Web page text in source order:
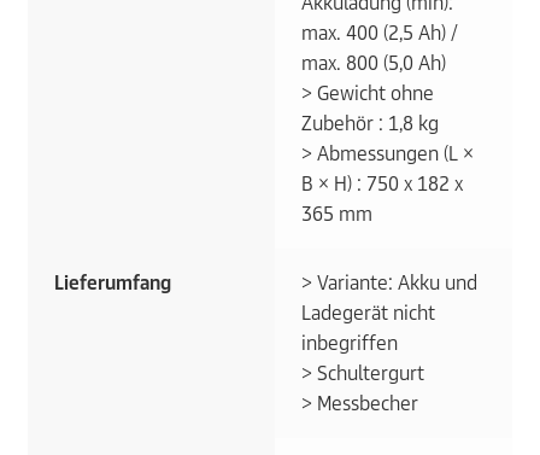
max. 400 (2,5 Ah) /
max. 800 (5,0 Ah)
> Gewicht ohne
Zubehör : 1,8 kg
> Abmessungen (L ×
B × H) : 750 x 182 x
365 mm
Lieferumfang
> Variante: Akku und
Ladegerät nicht
inbegriffen
> Schultergurt
> Messbecher